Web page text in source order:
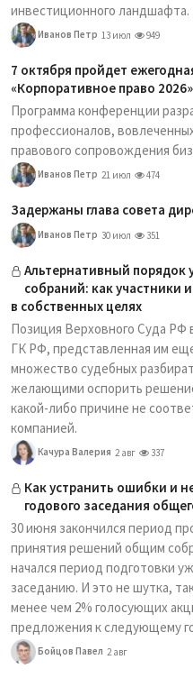
инвестиционного ландшафта.
Иванов Петр 13 июл 949
7 октября пройдет
«Корпоративное право 2026»
Программа конференции
профессионалов,
правового сопровождения
Иванов Петр 21 июл 474
Задержаны глава совета
Иванов Петр 30 июл 351
Альтернативный
собраний: как участники
в собственных целях
Позиция Верховного Суда РФ
ГК РФ, представленная им
множество судебных
желающими оспорить
какой-либо причине не
компанией.
Качура Валерия 2 авг 337
Как устранить ошибки и
годового заседания
30 июня закончился период
принятия решений общим
начался период подготовки
заседанию. И это не шутка,
менее чем 2% голосующих
предложения к следующему
Бойцов Павел 2 авг